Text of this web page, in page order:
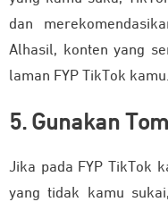
dan
Alhasil, konten yang
laman FYP TikTok kamu.
5. Gunakan
Jika pada FYP TikTok
yang tidak kamu